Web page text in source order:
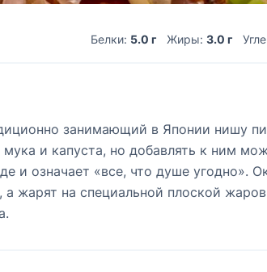
Белки: 5.0 г Жиры: 3.0 г
занимающий в Японии нишу
и капуста, но добавлять к ним
и означает «все, что душе угодно».
жарят на специальной плоской